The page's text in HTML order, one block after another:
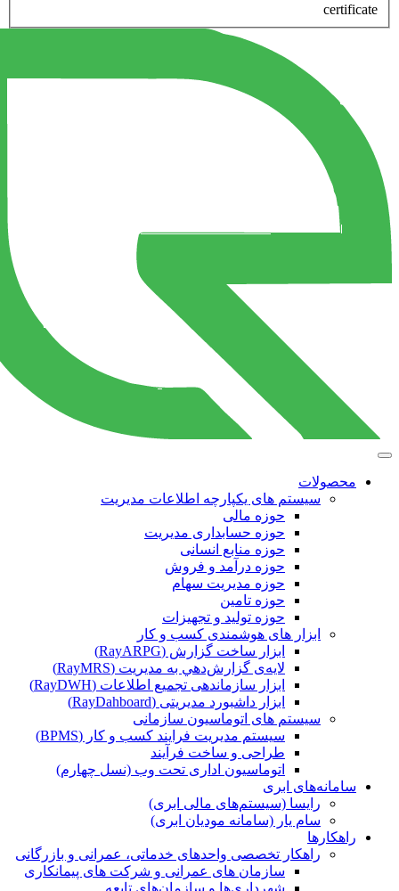
certificate
محصولات
سیستم های یکپارچه اطلاعات مدیریت
حوزه مالی
حوزه حسابداری مدیریت
حوزه منابع انسانی
حوزه درآمد و فروش
حوزه مدیریت سهام
حوزه تامین
حوزه تولید و تجهیزات
ابزار های هوشمندی کسب و کار
ابزار ساخت گزارش (RayARPG)
لایه‌ی گزارش‌دهي به مديريت (RayMRS)
ابزار سازماندهی تجمیع اطلاعات (RayDWH)
ابزار داشبورد مدیریتی (RayDahboard)
سیستم های اتوماسیون سازمانی
سیستم مدیریت فرایند کسب و کار (BPMS)
طراحی و ساخت فرآیند
اتوماسیون اداری تحت وب (نسل چهارم)
سامانه‌های ابری
رایسا (سیستم‌های مالی ابری)
سام یار (سامانه مودیان ابری)
راهکارها
راهکار تخصصی واحدهای خدماتی، عمرانی و بازرگانی
سازمان های عمرانی و شرکت های پیمانکاری
شهرداری‌ها و سازمان‌های تابعه